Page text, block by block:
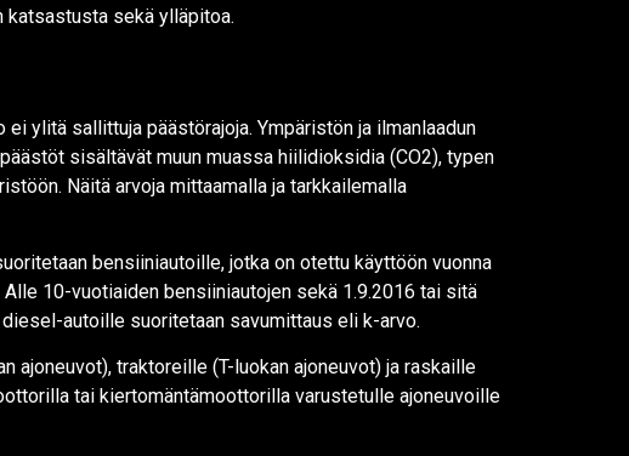
sekä ylläpitoa.
ylitä sallittuja päästörajoja. Ympäristön ja ilmanlaadun
sisältävät muun muassa hiilidioksidia (CO2), typen
Näitä arvoja mittaamalla ja tarkkailemalla
bensiiniautoille, jotka on otettu käyttöön vuonna
10-vuotiaiden bensiiniautojen sekä 1.9.2016 tai sitä
autoille suoritetaan savumittaus eli k-arvo.
traktoreille (T-luokan ajoneuvot) ja raskaille
tai kiertomäntämoottorilla varustetulle ajoneuvoille